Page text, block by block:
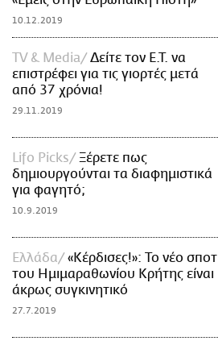
10.12.2019
TV & Media
Δείτε τον E.T. να
επιστρέφει για τις γιορτές μετά
από 37 χρόνια!
29.11.2019
Lifo Picks
Ξέρετε πως
δημιουργούνται τα διαφημιστικά
για φαγητό;
10.9.2019
Ελλάδα
«Κέρδισες!»: Το νέο σποτ
του Ημιμαραθωνίου Κρήτης είναι
άκρως συγκινητικό
27.7.2019